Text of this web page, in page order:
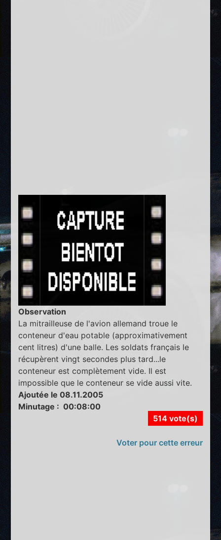
Observation
La mitrailleuse de l'avion allemand troue le
conteneur d'eau potable (approximativement
cent litres) d'une balle. Les soldats français le
récupèrent vingt secondes plus tard...le
conteneur est complètement vide. Il est
impossible que le conteneur se vide aussi vite.
Ajoutée le 08.11.2005
Minutage : 00:08:00
514 vote(s)
Voter pour cette erreur